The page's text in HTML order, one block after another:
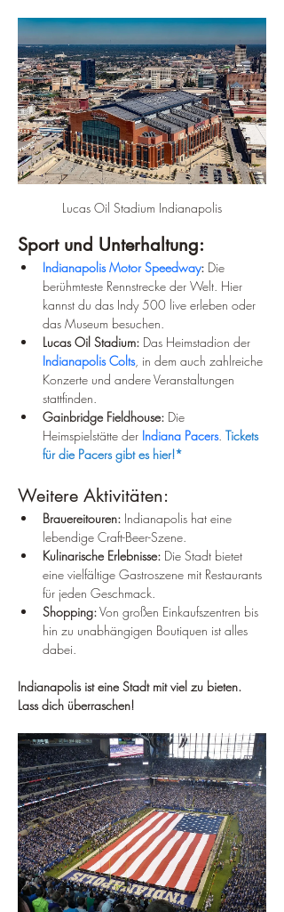
Lucas Oil Stadium Indianapolis
Sport und Unterhaltung:
Indianapolis Motor Speedway: Die
berühmteste Rennstrecke der Welt. Hier
kannst du das Indy 500 live erleben oder
das Museum besuchen.
Lucas Oil Stadium: Das Heimstadion der
Indianapolis Colts, in dem auch zahlreiche
Konzerte und andere Veranstaltungen
stattfinden.
Gainbridge Fieldhouse: Die
Heimspielstätte der Indiana Pacers. Tickets
für die Pacers gibt es hier!*
Weitere Aktivitäten:
Brauereitouren: Indianapolis hat eine
lebendige Craft-Beer-Szene.
Kulinarische Erlebnisse: Die Stadt bietet
eine vielfältige Gastroszene mit Restaurants
für jeden Geschmack.
Shopping: Von großen Einkaufszentren bis
hin zu unabhängigen Boutiquen ist alles
dabei.
Indianapolis ist eine Stadt mit viel zu bieten.
Lass dich überraschen!